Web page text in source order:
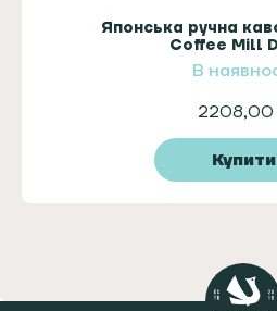
Японська ручна
Coffee Mill
В
2208,00
Купити